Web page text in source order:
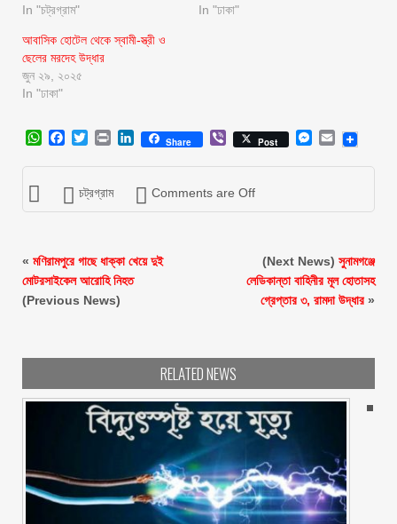
In "চট্রগ্রাম"
In "ঢাকা"
আবাসিক হোটেল থেকে স্বামী-স্ত্রী ও
ছেলের মরদেহ উদ্ধার
জুন ২৯, ২০২৫
In "ঢাকা"
WhatsApp
Facebook
Twitter
Print LinkedIn
Share ViberPost Messenger
Email
চট্রগ্রাম Comments are Off
« মণিরামপুরে গাছে ধাক্কা খেয়ে দুই
মোটরসাইকেল আরোহি নিহত
(Previous News)
(Next News) সুনামগঞ্জে
লেডিকান্তা বাহিনীর মূল হোতাসহ
গ্রেপ্তার ৩, রামদা উদ্ধার»
RELATED NEWS